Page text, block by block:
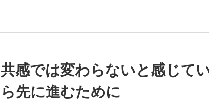
共感では変わらないと感じて
ら先に進むために